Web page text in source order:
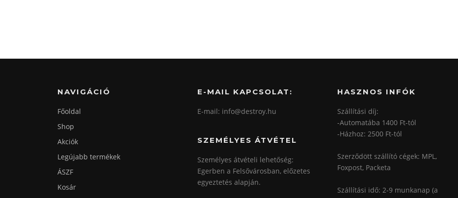
NAVIGÁCIÓ
Főoldal
Shop
Akciók
Legújabb termékek
ÁSZF
Kosár
E-MAIL KAPCSOLAT:
E-mail: info@destroy.hu
SZEMÉLYES ÁTVÉTEL
Személyes átvételi lehetőség:
Egerben a Felsővárosban, előzetes
egyeztetés alapján.
HASZNOS INFÓK
Szállítási díj:
-Automatába 1400 Ft-tól
-Házhoz: 2500 Ft-tól
Szerződött szállító cégek: MPL,
Foxpost, Packeta
Szállítási idő: 2-9 munkanap (a